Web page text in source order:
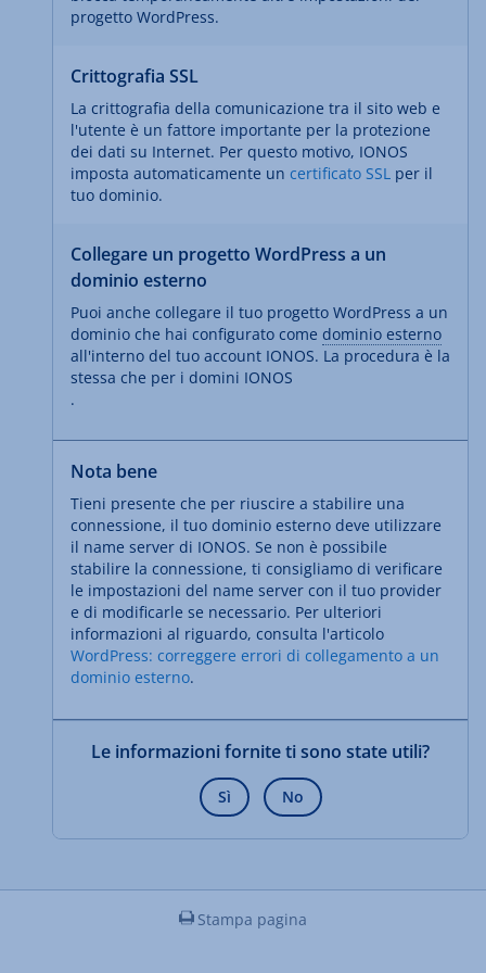
progetto WordPress.
Crittografia SSL
La crittografia della comunicazione tra il sito web e
l'utente è un fattore importante per la protezione
dei dati su Internet. Per questo motivo, IONOS
imposta automaticamente un certificato SSL per il
tuo dominio.
Collegare un progetto WordPress a un
dominio esterno
Puoi anche collegare il tuo progetto WordPress a un
dominio che hai configurato come dominio esterno
all'interno del tuo account IONOS. La procedura è la
stessa che per i domini IONOS
.
Nota bene
Tieni presente che per riuscire a stabilire una
connessione, il tuo dominio esterno deve utilizzare
il name server di IONOS. Se non è possibile
stabilire la connessione, ti consigliamo di verificare
le impostazioni del name server con il tuo provider
e di modificarle se necessario. Per ulteriori
informazioni al riguardo, consulta l'articolo
WordPress: correggere errori di collegamento a un
dominio esterno.
Le informazioni fornite ti sono state utili?
Sì No
Stampa pagina